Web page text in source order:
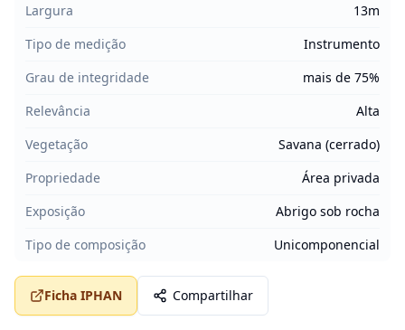
Largura
13m
Tipo de medição
Instrumento
Grau de integridade
mais de 75%
Relevância
Alta
Vegetação
Savana (cerrado)
Propriedade
Área privada
Exposição
Abrigo sob rocha
Tipo de composição
Unicomponencial
Ficha IPHAN Compartilhar